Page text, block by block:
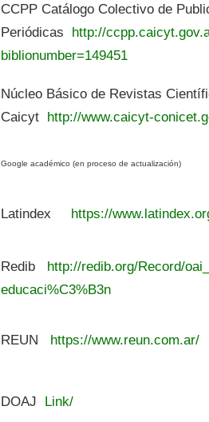
CCPP Catálogo Colectivo de
Periódicas http://
biblionumber=149451
Núcleo Básico de Revistas
Caicyt http://www.caicyt-
Google académico (en proceso de actualización)
Latindex https://
Redib
http://redib.org/Record/
educaci%C3%B3n
REUN https://www.reun.com.ar/
DOAJ Link/